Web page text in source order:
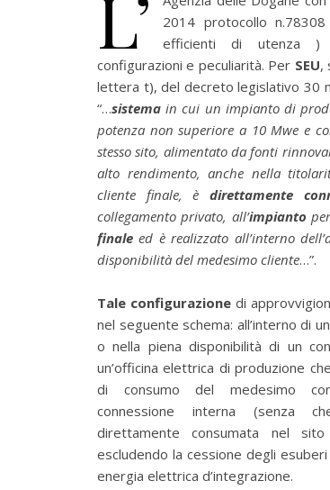
2014 protocollo
efficienti di utenza )
configurazioni e peculiarità. Per SEU,
lettera t), del decreto legislativo 30
“…sistema in cui un impianto di
potenza non superiore a 10 Mwe e
stesso sito, alimentato da fonti
alto rendimento, anche nella
cliente finale, è direttamente
collegamento privato, all’impianto
finale ed è realizzato all’interno
disponibilità del medesimo cliente…”.
Tale configurazione di
nel seguente schema: all’interno di
o nella piena disponibilità di un
un’officina elettrica di produzione
di consumo del medesimo
connessione interna (senza
direttamente consumata nel
escludendo la cessione degli
energia elettrica d’integrazione.